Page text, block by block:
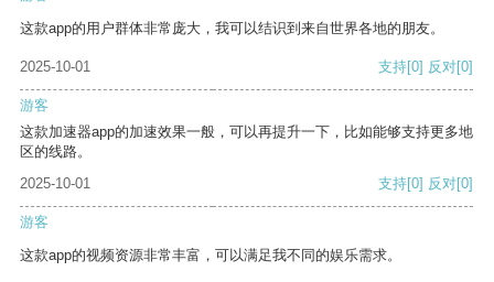
这款app的用户群体非常庞大，我可以结识到来自世界各地的朋友。
2025-10-01 支持[0] 反对[0]
游客
这款加速器app的加速效果一般，可以再提升一下，比如能够支持更多地
区的线路。
2025-10-01
支持[0] 反对[0]
游客
这款app的视频资源非常丰富，可以满足我不同的娱乐需求。